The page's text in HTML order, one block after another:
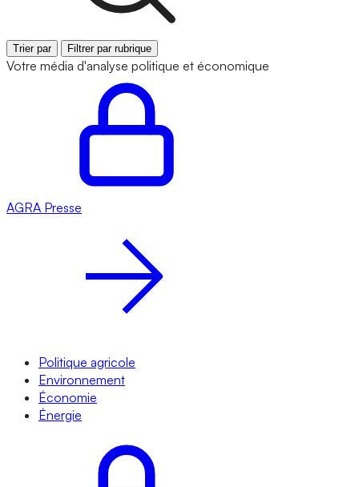
Trier par Filtrer par rubrique
Votre média d'analyse politique et économique
AGRA Presse
Politique agricole
Environnement
Économie
Énergie